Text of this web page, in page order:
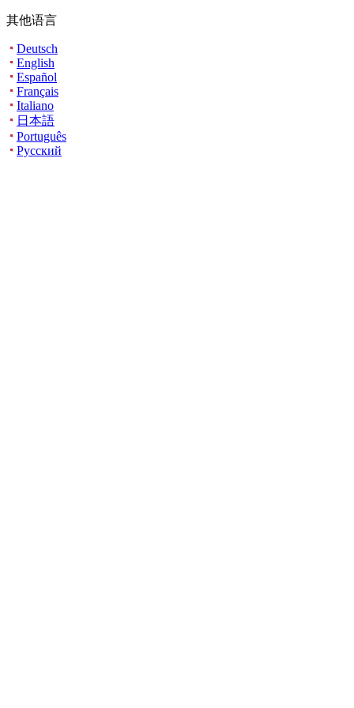
其他语言
Deutsch
English
Español
Français
Italiano
日本語
Português
Русский